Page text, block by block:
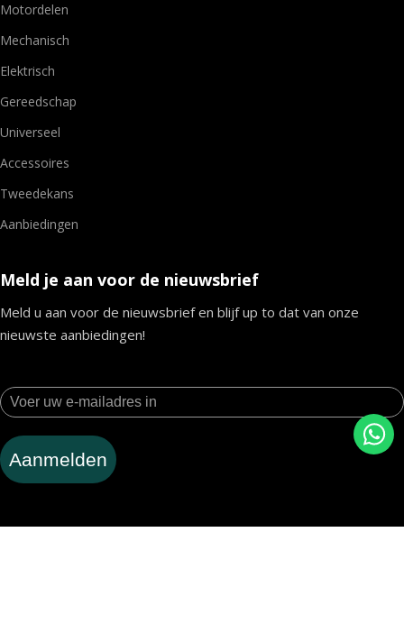
Motordelen
Mechanisch
Elektrisch
Gereedschap
Universeel
Accessoires
Tweedekans
Aanbiedingen
Meld je aan voor de nieuwsbrief
Meld u aan voor de nieuwsbrief en blijf up to dat van onze
nieuwste aanbiedingen!
Aanmelden